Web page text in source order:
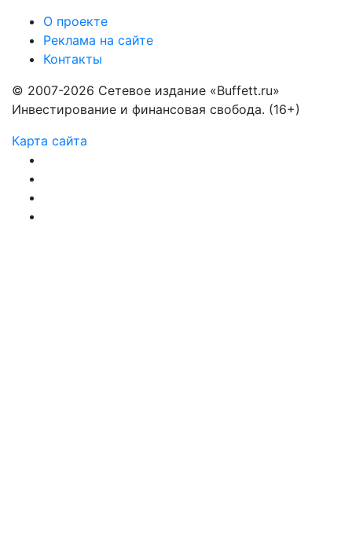
О проекте
Реклама на сайте
Контакты
© 2007-2026 Сетевое издание «Buffett.ru»
Инвестирование и финансовая свобода. (16+)
Карта сайта